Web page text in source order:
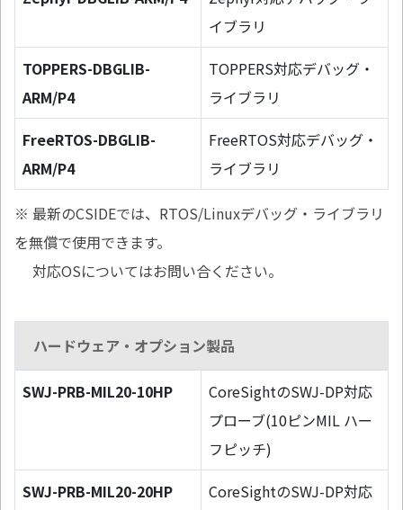
イブラリ
TOPPERS-DBGLIB-
ARM/P4
TOPPERS対応デバッグ・
ライブラリ
FreeRTOS-DBGLIB-
ARM/P4
FreeRTOS対応デバッグ・
ライブラリ
※ 最新のCSIDEでは、RTOS/Linuxデバッグ・ライブラリ
を無償で使用できます。
対応OSについてはお問い合ください。
ハードウェア・オプション製品
SWJ-PRB-MIL20-10HP
CoreSightのSWJ-DP対応
プローブ(10ピンMIL ハー
フピッチ)
SWJ-PRB-MIL20-20HP
CoreSightのSWJ-DP対応